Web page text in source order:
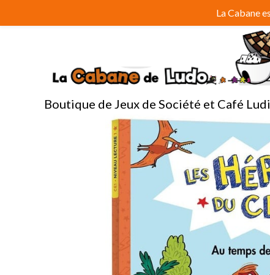
au
Boutique de Jeux de Société et Café
La Cabane